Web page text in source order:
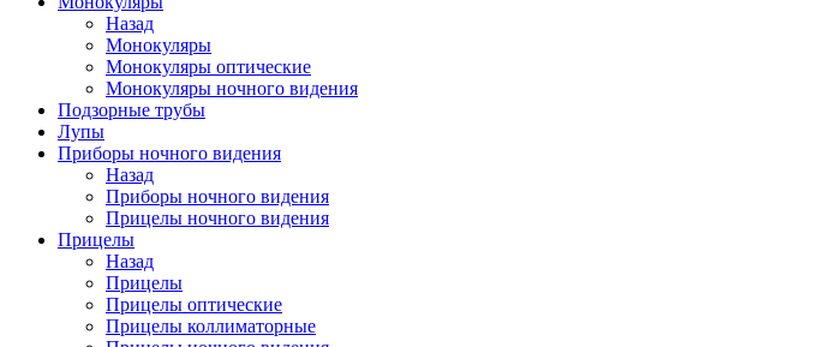
Назад
Монокуляры
Монокуляры оптические
Монокуляры ночного видения
Подзорные трубы
Лупы
Приборы ночного видения
Назад
Приборы ночного видения
Прицелы ночного видения
Прицелы
Назад
Прицелы
Прицелы оптические
Прицелы коллиматорные